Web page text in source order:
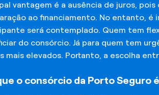
vantagem é a ausência de juros,
ao financiamento. No entanto, é
será contemplado. Quem tem
do consórcio. Já para quem tem
mais elevados. Portanto, a escolha
o consórcio da Porto Seguro